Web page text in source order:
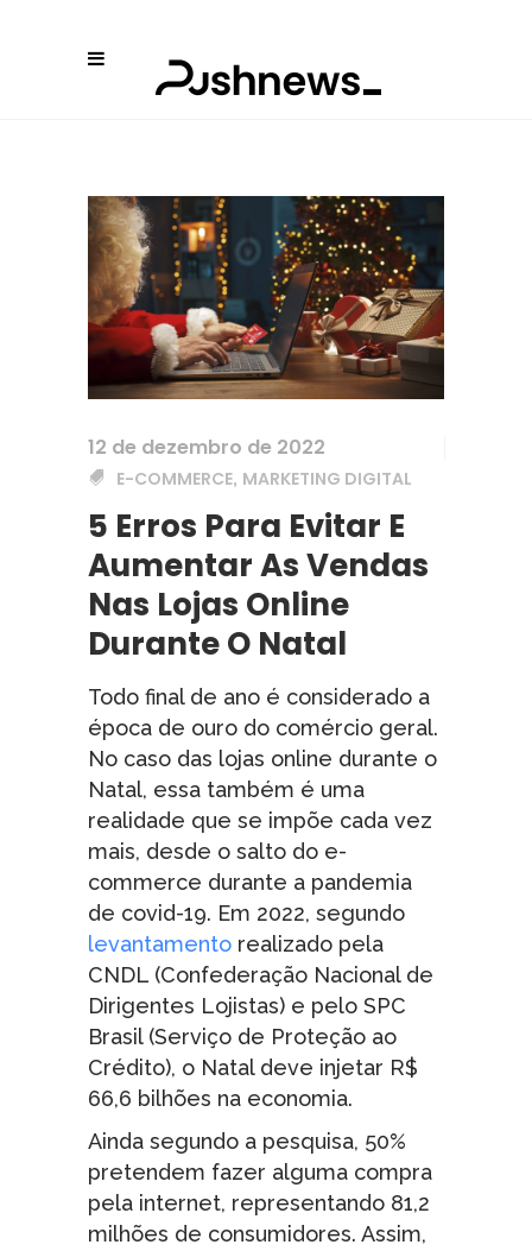
12 de dezembro de 2022
E-COMMERCE, MARKETING DIGITAL
5 Erros Para Evitar E
Aumentar As Vendas
Nas Lojas Online
Durante O Natal
Todo final de ano é considerado a
época de ouro do comércio geral.
No caso das lojas online durante o
Natal, essa também é uma
realidade que se impõe cada vez
mais, desde o salto do e-
commerce durante a pandemia
de covid-19. Em 2022, segundo
levantamento realizado pela
CNDL (Confederação Nacional de
Dirigentes Lojistas) e pelo SPC
Brasil (Serviço de Proteção ao
Crédito), o Natal deve injetar R$
66,6 bilhões na economia.
Ainda segundo a pesquisa, 50%
pretendem fazer alguma compra
pela internet, representando 81,2
milhões de consumidores. Assim,